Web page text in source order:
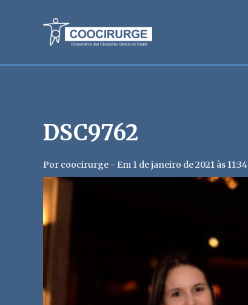
DSC9762
Por coocirurge - Em 1 de janeiro de 2021 às 11:34